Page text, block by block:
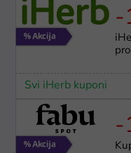
-
Svi iHerb kuponi
-